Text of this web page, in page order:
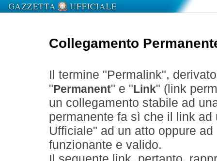
Collegamento
Il termine "Permalink",
" Permanent" e " Link" (link
un collegamento stabile ad
permanente fa sì che il link
Ufficiale" ad un atto oppure
funzionante e valido.